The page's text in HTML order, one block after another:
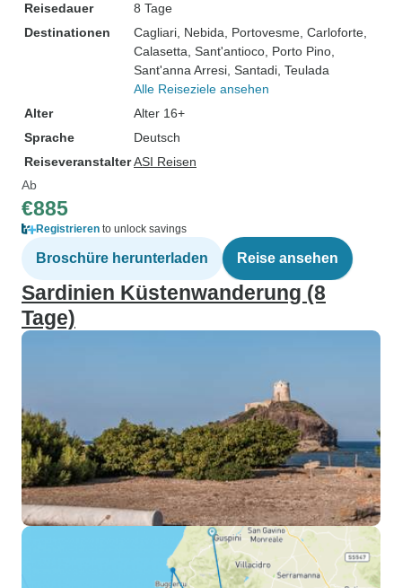
Reisedauer
8 Tage
Destinationen
Cagliari , Nebida , Portovesme , Carloforte
Calasetta , Sant'antioco , Porto Pino
Sant'anna Arresi , Santadi , Teulada
Alle Reiseziele ansehen
Alter
Alter 16+
Sprache
Deutsch
ReiseveranstalterASI Reisen
Ab
€885
Registrieren to unlock savings
Broschüre herunterladen Reise ansehen
Sardinien Küstenwanderung (8
Tage)